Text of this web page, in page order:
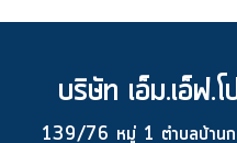
บริษัท เอ็ม.เอ็ฟ.
139/76 หมู่ 1 ตำบลบ้านกล